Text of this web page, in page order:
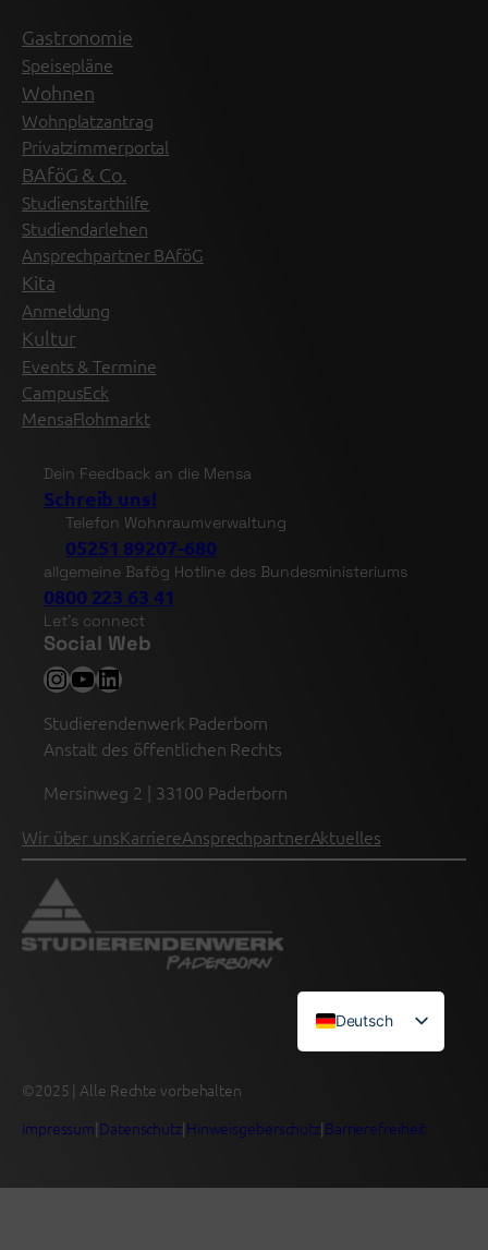
Gastronomie
Speisepläne
Wohnen
Wohnplatzantrag
Privatzimmerportal
BAföG & Co.
Studienstarthilfe
Studiendarlehen
Ansprechpartner BAföG
Kita
Anmeldung
Kultur
Events & Termine
CampusEck
MensaFlohmarkt
Dein Feedback an die Mensa
Schreib uns!
Telefon Wohnraumverwaltung
05251 89207-680
allgemeine Bafög Hotline des Bundesministeriums
0800 223 63 41
Let’s connect
Social Web
Instagram
YouTube
LinkedIn
Studierendenwerk Paderborn
Anstalt des öffentlichen Rechts
Mersinweg 2 | 33100 Paderborn
Wir über unsKarriereAnsprechpartnerAktuelles
Deutsch
English (UK)
©2025 | Alle Rechte vorbehalten
Impressum|Datenschutz|Hinweisgeberschutz|Barrierefreiheit